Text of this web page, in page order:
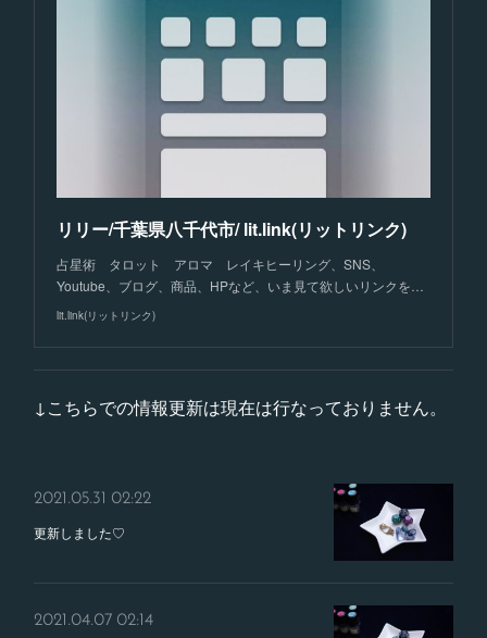
リリー/千葉県八千代市/ lit.link(リットリンク)
占星術 タロット アロマ レイキヒーリング、SNS、
Youtube、ブログ、商品、HPなど、いま見て欲しいリンクを…
lit.link(リットリンク)
↓こちらでの情報更新は現在は行なっておりません。
2021.05.31 02:22
更新しました♡
2021.04.07 02:14